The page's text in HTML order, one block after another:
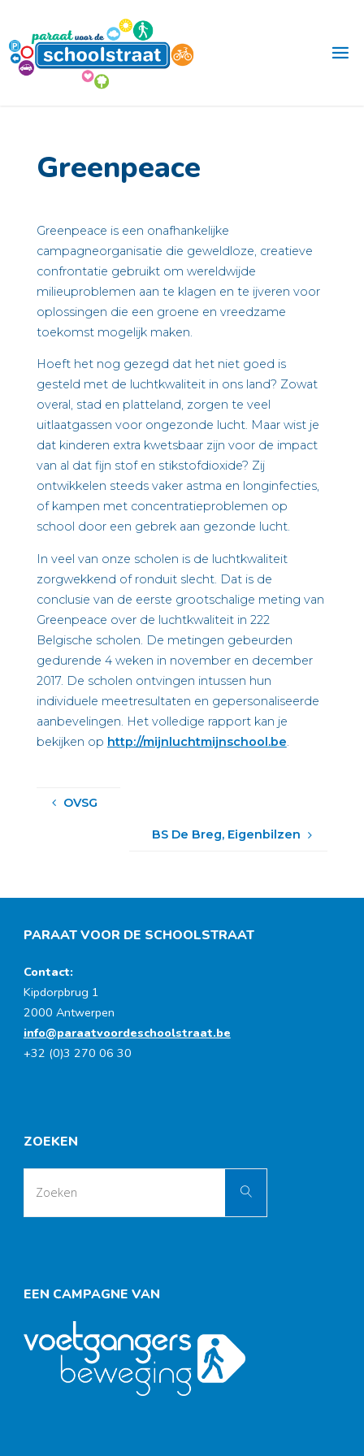
de
inhoud
Greenpeace
Greenpeace is een onafhankelijke
campagneorganisatie die geweldloze, creatieve
confrontatie gebruikt om wereldwijde
milieuproblemen aan te klagen en te ijveren voor
oplossingen die een groene en vreedzame
toekomst mogelijk maken.
Hoeft het nog gezegd dat het niet goed is
gesteld met de luchtkwaliteit in ons land? Zowat
overal, stad en platteland, zorgen te veel
uitlaatgassen voor ongezonde lucht. Maar wist je
dat kinderen extra kwetsbaar zijn voor de impact
van al dat fijn stof en stikstofdioxide? Zij
ontwikkelen steeds vaker astma en longinfecties,
of kampen met concentratieproblemen op
school door een gebrek aan gezonde lucht.
In veel van onze scholen is de luchtkwaliteit
zorgwekkend of ronduit slecht. Dat is de
conclusie van de eerste grootschalige meting van
Greenpeace over de luchtkwaliteit in 222
Belgische scholen. De metingen gebeurden
gedurende 4 weken in november en december
2017. De scholen ontvingen intussen hun
individuele meetresultaten en gepersonaliseerde
aanbevelingen. Het volledige rapport kan je
bekijken op http://mijnluchtmijnschool.be.
OVSG
BS De Breg, Eigenbilzen
PARAAT VOOR DE SCHOOLSTRAAT
Contact:
Kipdorpbrug 1
2000 Antwerpen
info@paraatvoordeschoolstraat.be
+32 (0)3 270 06 30
ZOEKEN
Zoeken
EEN CAMPAGNE VAN